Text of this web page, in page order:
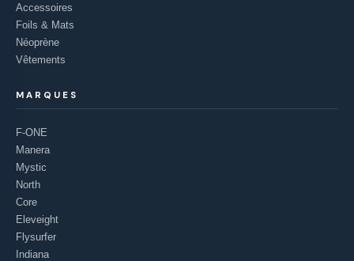
Accessoires
Foils & Mats
Néoprène
Vêtements
MARQUES
F-ONE
Manera
Mystic
North
Core
Eleveight
Flysurfer
Indiana